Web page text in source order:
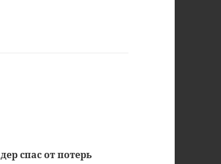
спас от потерь